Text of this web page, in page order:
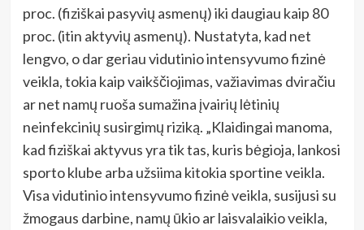
proc. (fiziškai pasyvių asmenų) iki daugiau kaip 80
proc. (itin aktyvių asmenų). Nustatyta, kad net
lengvo, o dar geriau vidutinio intensyvumo fizinė
veikla, tokia kaip vaikščiojimas, važiavimas dviračiu
ar net namų ruoša sumažina įvairių lėtinių
neinfekcinių susirgimų riziką. „Klaidingai manoma,
kad fiziškai aktyvus yra tik tas, kuris bėgioja, lankosi
sporto klube arba užsiima kitokia sportine veikla.
Visa vidutinio intensyvumo fizinė veikla, susijusi su
žmogaus darbine, namų ūkio ar laisvalaikio veikla,